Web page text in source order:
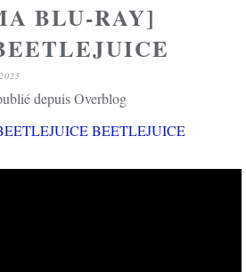
BLU-RAY]
depuis Overblog